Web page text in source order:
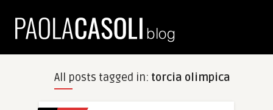
All posts tagged in: torcia olimpica